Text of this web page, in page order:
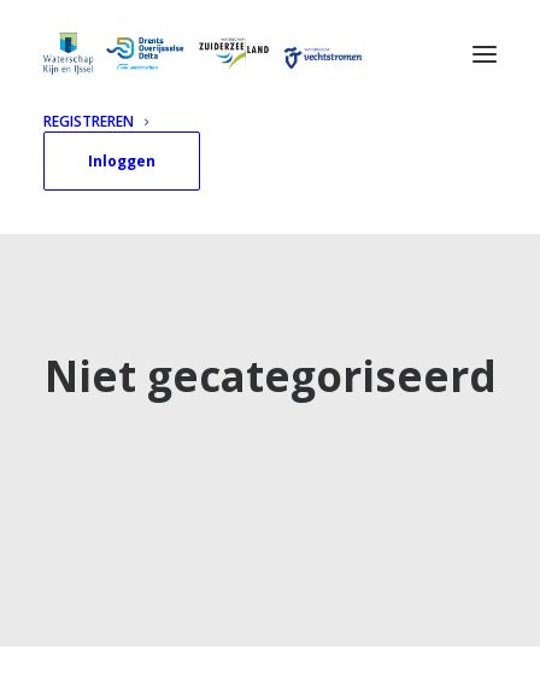
REGISTREREN
Inloggen
Niet gecategoriseerd